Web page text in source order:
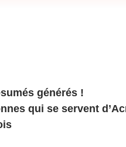
générés !
qui se servent